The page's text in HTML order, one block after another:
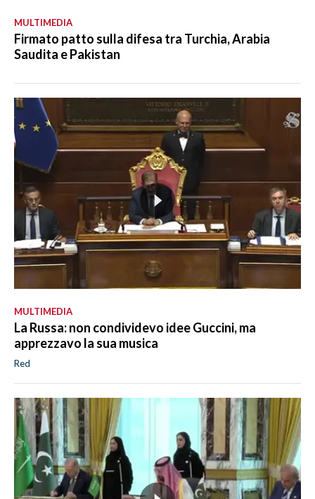
MULTIMEDIA
Firmato patto sulla difesa tra Turchia, Arabia
Saudita e Pakistan
MULTIMEDIA
La Russa: non condividevo idee Guccini, ma
apprezzavo la sua musica
Red